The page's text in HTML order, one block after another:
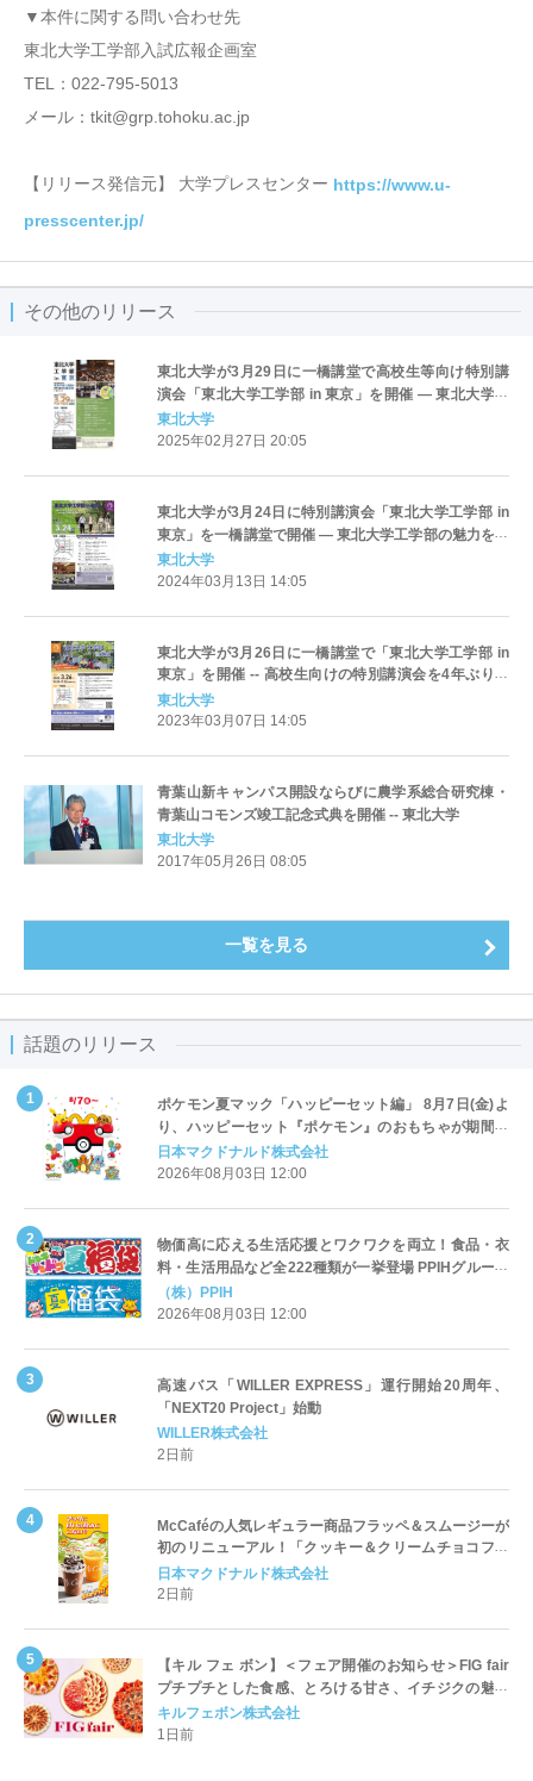
▼本件に関する問い合わせ先
東北大学工学部入試広報企画室
TEL：022-795-5013
メール：tkit@grp.tohoku.ac.jp
【リリース発信元】 大学プレスセンター https://www.u-
presscenter.jp/
その他のリリース
東北大学が3月29日に一橋講堂で高校生等向け特別講
演会「東北大学工学部 in 東京」を開催 ― 東北大学工
学部の魅力を高校生・受験生に紹介
東北大学
2025年02月27日 20:05
東北大学が3月24日に特別講演会「東北大学工学部 in
東京」を一橋講堂で開催 ― 東北大学工学部の魅力を高
校生・受験生に紹介
東北大学
2024年03月13日 14:05
東北大学が3月26日に一橋講堂で「東北大学工学部 in
東京」を開催 -- 高校生向けの特別講演会を4年ぶりに
実施
東北大学
2023年03月07日 14:05
青葉山新キャンパス開設ならびに農学系総合研究棟・
青葉山コモンズ竣工記念式典を開催 -- 東北大学
東北大学
2017年05月26日 08:05
一覧を見る
話題のリリース
ポケモン夏マック「ハッピーセット編」 8月7日(金)よ
り、ハッピーセット『ポケモン』のおもちゃが期間限
定登場
日本マクドナルド株式会社
2026年08月03日 12:00
物価高に応える生活応援とワクワクを両立！食品・衣
料・生活用品など全222種類が一挙登場 PPIHグループ
「夏福袋」＆セール 8月6日(木)より順次スタート
（株）PPIH
2026年08月03日 12:00
高速バス「WILLER EXPRESS」運行開始20周年、
「NEXT20 Project」始動
WILLER株式会社
2日前
McCaféの人気レギュラー商品フラッペ＆スムージーが
初のリニューアル！「クッキー＆クリームチョコフラ
ッペ」「マンゴースムージー」8月5日（水）から販売
開始
日本マクドナルド株式会社
2日前
【キル フェ ボン】＜フェア開催のお知らせ＞FIG fair
プチプチとした食感、とろける甘さ、イチジクの魅力
をたっぷりと。新作を含め、イチジク尽くしの全4種が
登場8月20日（木）スタート
キルフェボン株式会社
1日前